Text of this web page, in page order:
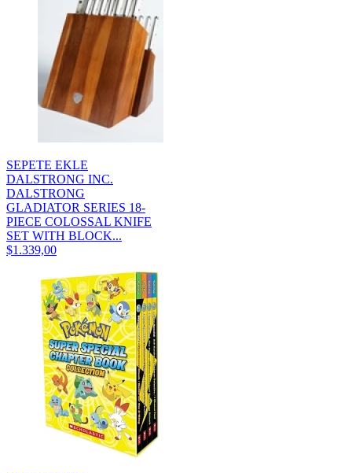
SEPETE EKLE
DALSTRONG INC.
DALSTRONG
GLADIATOR SERIES 18-
PIECE COLOSSAL KNIFE
SET WITH BLOCK...
$1.339,00